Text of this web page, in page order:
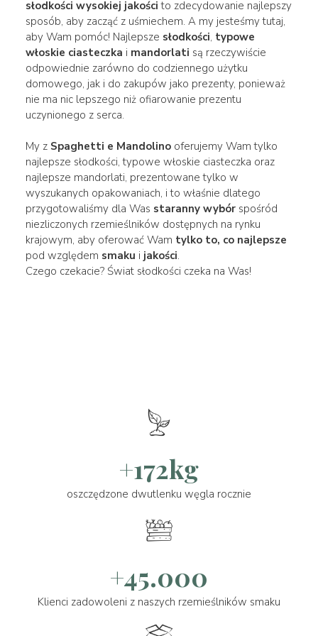
słodkości wysokiej jakości to zdecydowanie najlepszy
sposób, aby zacząć z uśmiechem. A my jesteśmy tutaj,
aby Wam pomóc! Najlepsze słodkości, typowe
włoskie ciasteczka i mandorlati są rzeczywiście
odpowiednie zarówno do codziennego użytku
domowego, jak i do zakupów jako prezenty, ponieważ
nie ma nic lepszego niż ofiarowanie prezentu
uczynionego z serca.
My z Spaghetti e Mandolinooferujemy Wam tylko
najlepsze słodkości, typowe włoskie ciasteczka oraz
najlepsze mandorlati, prezentowane tylko w
wyszukanych opakowaniach, i to właśnie dlatego
przygotowaliśmy dla Was staranny wybórspośród
niezliczonych rzemieślników dostępnych na rynku
krajowym, aby oferować Wam tylko to, co najlepsze
pod względem smaku i jakości.
Czego czekacie? Świat słodkości czeka na Was!
+172kg
oszczędzone dwutlenku węgla rocznie
+45.000
Klienci zadowoleni z naszych rzemieślników smaku